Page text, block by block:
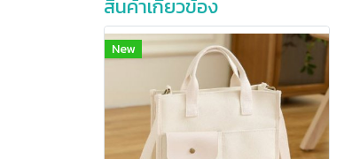
สินค้าเกี่ยวข้อง
New